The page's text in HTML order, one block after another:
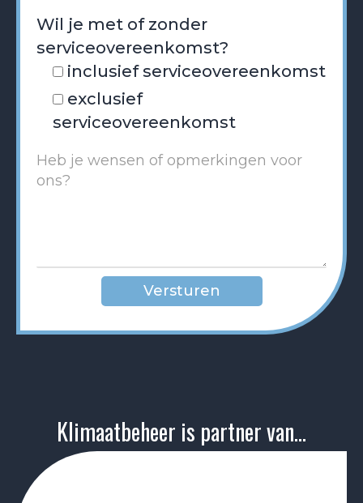
Wil je met of zonder
serviceovereenkomst?
inclusief serviceovereenkomst
exclusief
serviceovereenkomst
Klimaatbeheer is partner van...